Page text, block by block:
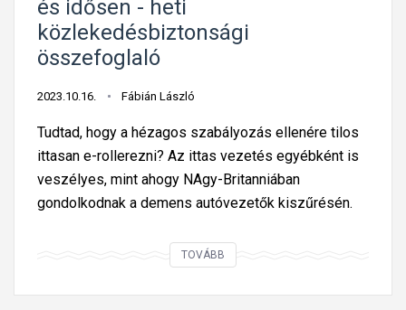
e
i
k
e
t
i
és idősen - heti
közlekedésbiztonsági
összefoglaló
2023.10.16. Fábián László
Tudtad, hogy a hézagos szabályozás ellenére tilos
ittasan e-rollerezni? Az ittas vezetés egyébként is
veszélyes, mint ahogy NAgy-Britanniában
gondolkodnak a demens autóvezetők kiszűrésén.
TOVÁBB
n